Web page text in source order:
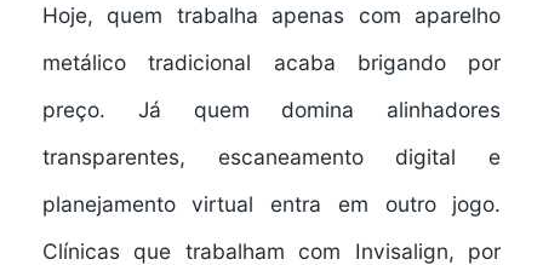
Hoje, quem trabalha apenas com aparelho
metálico tradicional acaba brigando por
preço. Já quem domina alinhadores
transparentes, escaneamento digital e
planejamento virtual entra em outro jogo.
Clínicas que trabalham com Invisalign, por